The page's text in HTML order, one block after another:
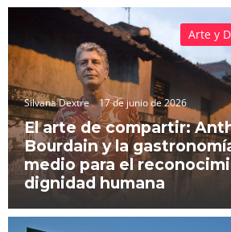
Silvana Dextre 17 de junio de 2026
El arte de compartir:
Bourdain y la
medio para el
dignidad humana
Arte y